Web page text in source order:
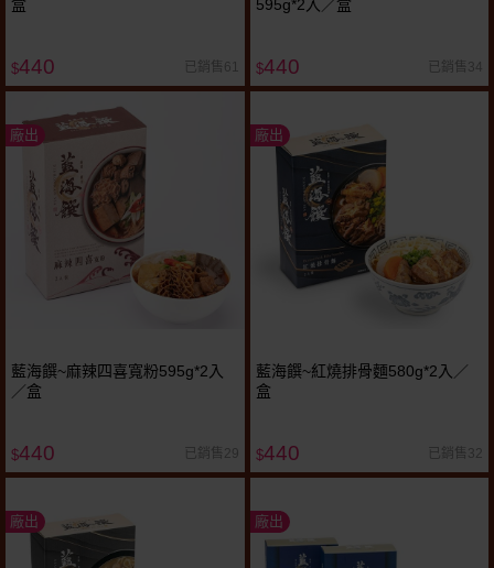
盒
$440 已銷售61
595g*2入／盒
$440 已銷售34
廠出
藍海饌~麻辣四喜寬粉595g*2入
／盒
$440 已銷售29
廠出
藍海饌~紅燒排骨麵580g*2入／
盒
$440 已銷售32
廠出 廠出